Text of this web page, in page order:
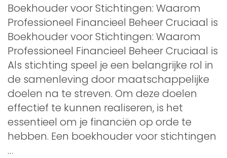
Boekhouder voor Stichtingen: Waarom
Professioneel Financieel Beheer Cruciaal is
Boekhouder voor Stichtingen: Waarom
Professioneel Financieel Beheer Cruciaal is
Als stichting speel je een belangrijke rol in
de samenleving door maatschappelijke
doelen na te streven. Om deze doelen
effectief te kunnen realiseren, is het
essentieel om je financiën op orde te
hebben. Een boekhouder voor stichtingen
…